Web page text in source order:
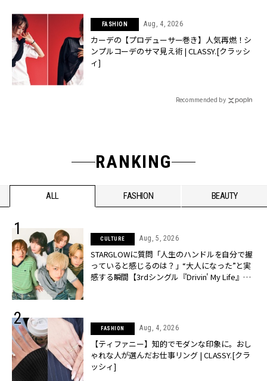
FASHION Aug, 4, 2026
カーデの【プロデューサー巻き】人気再燃！シ
ンプルコーデのサマ見え術 | CLASSY.[クラッシ
ィ]
Recommended by
RANKING
ALL FASHION BEAUTY
CULTURE Aug, 5, 2026
STARGLOWに質問「人生のハンドルを自分で握
っていると感じるのは？」“大️人になった”と実
感する瞬間【3rdシングル『Drivin' My Life』発
FASHION Aug, 4, 2026
【ティファニー】知的でモダンな印象に。おし
ゃれな人が選んだお仕事リング | CLASSY.[クラ
ッシィ]